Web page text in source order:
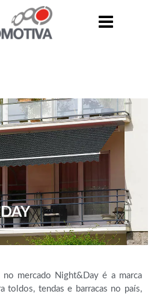
mercado Night&Day é a marca
toldos, tendas e barracas no país,